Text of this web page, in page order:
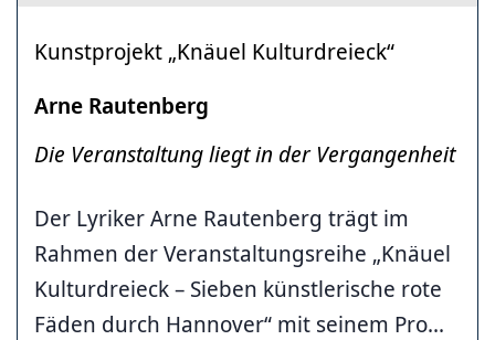
Kunstprojekt „Knäuel Kulturdreieck“
Arne Rautenberg
Die Veranstaltung liegt in der Vergangenheit
Der Lyriker Arne Rautenberg trägt im
Rahmen der Veranstaltungsreihe „Knäuel
Kulturdreieck – Sieben künstlerische rote
Fäden durch Hannover“ mit seinem Pro...